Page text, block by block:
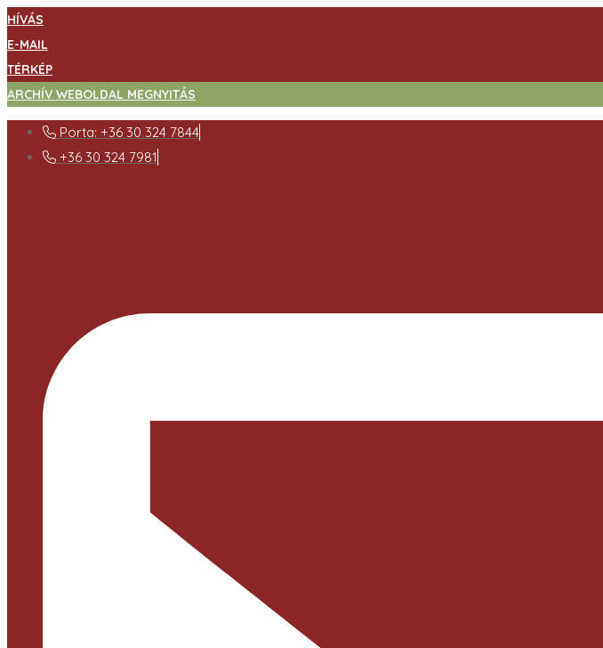
HÍVÁS
E-MAIL
TÉRKÉP
ARCHÍV WEBOLDAL MEGNYITÁS
Porta: +36 30 324 7844
+36 30 324 7981